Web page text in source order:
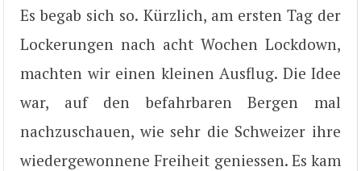
Es begab sich so. Kürzlich, am ersten Tag der
Lockerungen nach acht Wochen Lockdown,
machten wir einen kleinen Ausflug. Die Idee
war, auf den befahrbaren Bergen mal
nachzuschauen, wie sehr die Schweizer ihre
wiedergewonnene Freiheit geniessen. Es kam